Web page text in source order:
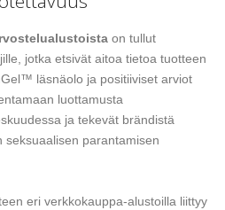
on tullut
jotka etsivät aitoa tietoa tuotteen
läsnäolo ja positiiviset arviot
luottamusta
ja tekevät brändistä
seksuaalisen parantamisen
eri verkkokauppa-alustoilla liittyy